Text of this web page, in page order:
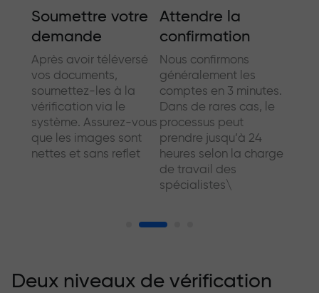
Soumettre votre
demande
Après avoir téléversé
vos documents,
soumettez-les à la
vérification via le
système. Assurez-vous
que les images sont
nettes et sans reflet
Attendre la
confirmation
Nous confirmons
généralement les
comptes en 3 minutes.
Dans de rares cas, le
processus peut
prendre jusqu’à 24
heures selon la charge
de travail des
spécialistes\
Deux niveaux de vérification